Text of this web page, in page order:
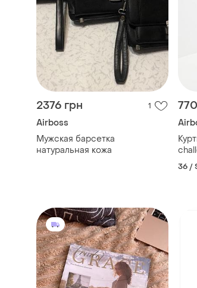
2376 грн 1
Airboss
Мужская барсетка
натуральная кожа
36 /